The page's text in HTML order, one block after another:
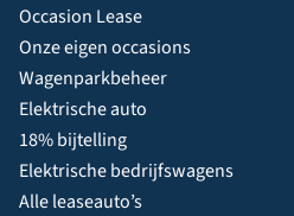
Occasion Lease
Onze eigen occasions
Wagenparkbeheer
Elektrische auto
18% bijtelling
Elektrische bedrijfswagens
Alle leaseauto’s